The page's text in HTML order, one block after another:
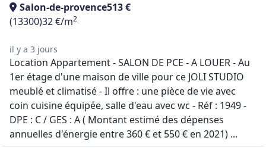
Salon-de-provence513 €
(13300)32 €/m2
il y a 3 jours
Location Appartement - SALON DE PCE - A LOUER - Au
1er étage d'une maison de ville pour ce JOLI STUDIO
meublé et climatisé - Il offre : une pièce de vie avec
coin cuisine équipée, salle d'eau avec wc - Réf : 1949 -
DPE : C / GES : A ( Montant estimé des dépenses
annuelles d'énergie entre 360 € et 550 € en 2021) ...